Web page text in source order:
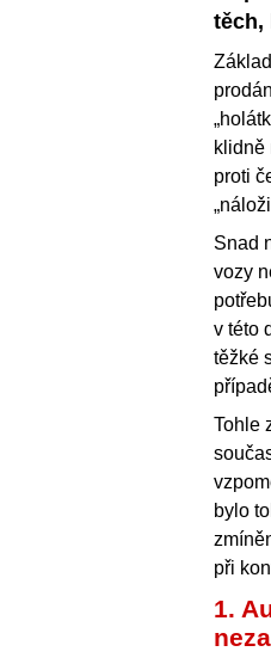
těch,
klidně
proti
Snad
vozy
v této
těžké
Tohle
bylo
při
1.